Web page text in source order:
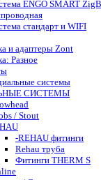
ENGO SMART
стандарт и WIFI
и адаптеры Zont
Разное
системы
СИСТЕМЫ
/ Stout
-REHAU фитинги
Rehau труба
Фитинги THERM S